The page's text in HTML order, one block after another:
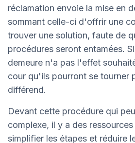
réclamation envoie la mise en
sommant celle-ci d'offrir une
trouver une solution, faute de
procédures seront entamées.
demeure n'a pas l'effet
cour qu'ils pourront se tourner
différend.
Devant cette procédure qui
complexe, il y a des
simplifier les étapes et réduire